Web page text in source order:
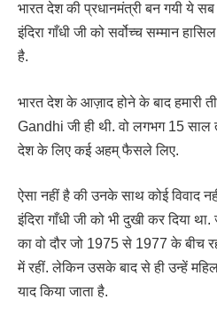
भारत देश की प्रधानमंत्री बन गयी ये
इंदिरा गाँधी जी को सर्वोच्च सम्मान
है.
भारत देश के आज़ाद होने के बाद हमारी
Gandhi जी ही थी. वो लगभग 15 साल
देश के लिए कई अहम् फैसले लिए.
ऐसा नहीं है की उनके साथ कोई विवाद
इंदिरा गाँधी जी को भी दुखी कर दिया
का वो दौर जो 1975 से 1977 के बीच
में रहीं. लेकिन उसके बाद से ही उन्हें
याद किया जाता है.